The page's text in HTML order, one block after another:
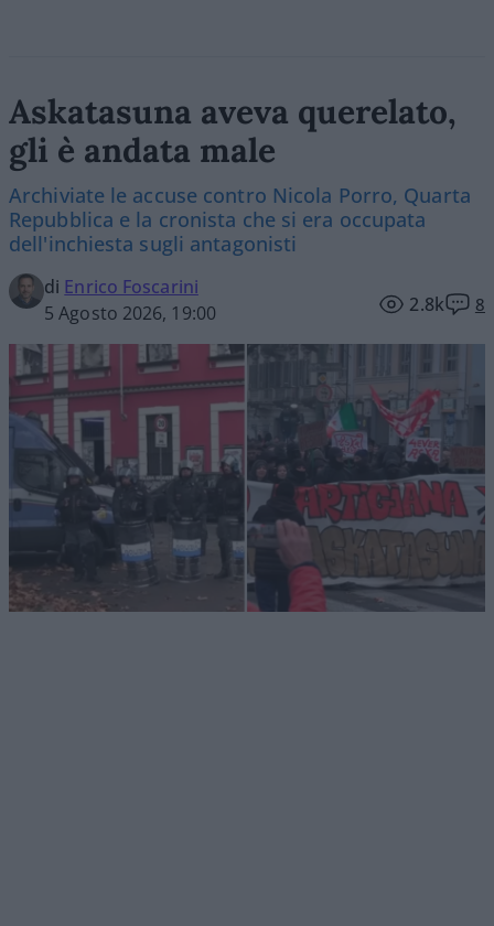
Askatasuna aveva querelato,
gli è andata male
Archiviate le accuse contro Nicola Porro, Quarta
Repubblica e la cronista che si era occupata
dell'inchiesta sugli antagonisti
di Enrico Foscarini
5 Agosto 2026, 19:00
2.8k 8